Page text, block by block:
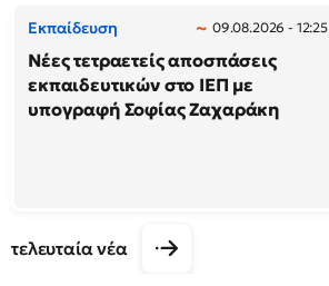
Εκπαίδευση 09.08.2026 - 12:25
Νέες τετραετείς αποσπάσεις
εκπαιδευτικών στο ΙΕΠ με
υπογραφή Σοφίας Ζαχαράκη
τελευταία νέα